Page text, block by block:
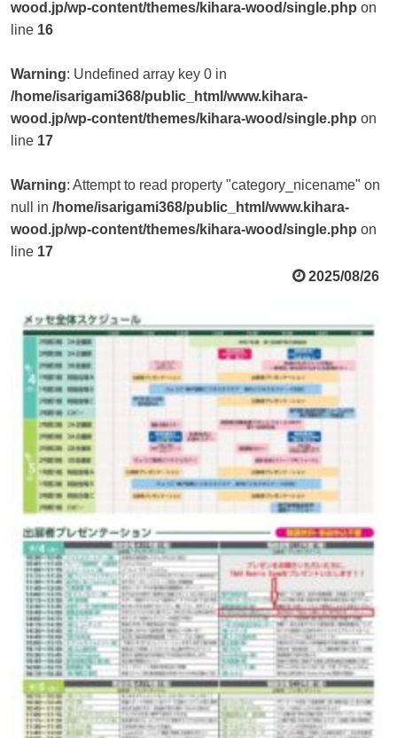
wood.jp/wp-content/themes/kihara-wood/single.php on
line 16
Warning: Undefined array key 0 in
/home/isarigami368/public_html/www.kihara-
wood.jp/wp-content/themes/kihara-wood/single.php on
line 17
Warning: Attempt to read property "category_nicename" on
null in /home/isarigami368/public_html/www.kihara-
wood.jp/wp-content/themes/kihara-wood/single.php on
line 17
2025/08/26